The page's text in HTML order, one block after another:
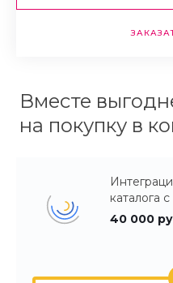
Вместе
на покупку в
каталога
40 000